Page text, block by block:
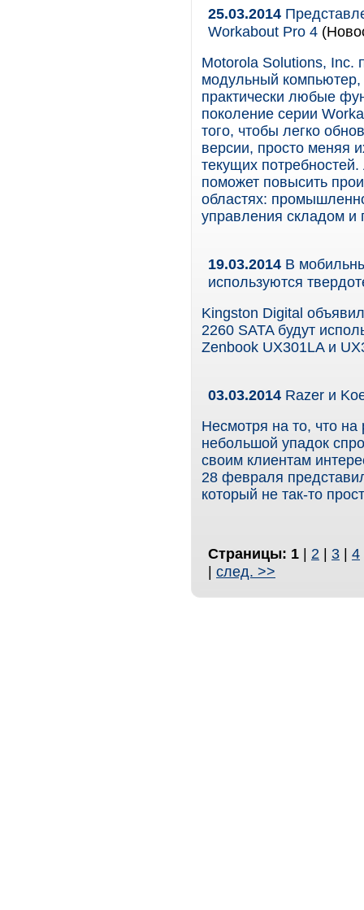
25.03.2014
Workabout Pro 4
Motorola Solutions, Inc.
модульный
практически любые
поколение серии
того, чтобы легко
версии, просто меняя
текущих
поможет повысить
областях:
управления складом и
19.03.2014 В
используются
Kingston Digital
2260 SATA будут
Zenbook UX301LA и
03.03.2014 Razer и
Несмотря на то, что на
небольшой упадок
своим клиентам
28 февраля
который не так-то
Страницы: 1 | 2 | 3 | 4
| след. >>